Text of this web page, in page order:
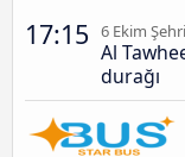
17:15 6 Ekim Şehri
Al
durağı